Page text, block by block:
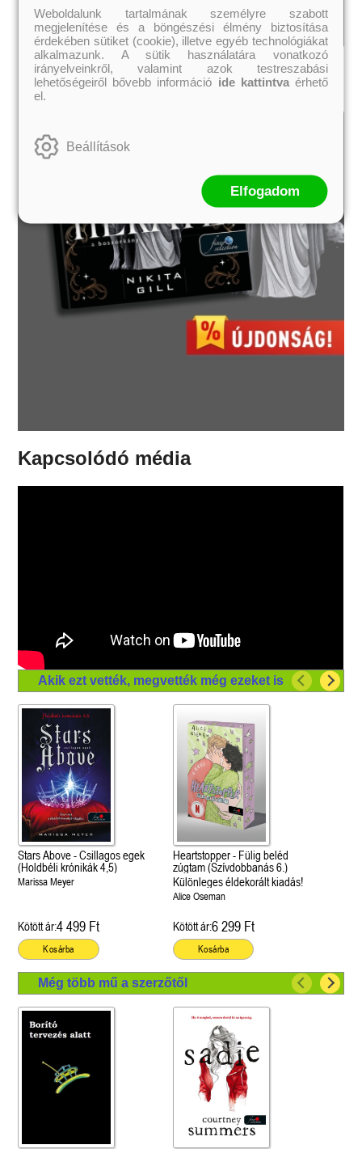
Kapcsolódó média
Akik ezt vették, megvették még ezeket is
Stars Above - Csillagos egek
(Holdbéli krónikák 4,5)
Marissa Meyer
Kötött ár:4 499 Ft
Kosárba
Heartstopper - Fülig beléd
zúgtam (Szívdobbanás 6.)
Különleges éldekorált kiadás!
Alice Oseman
Kötött ár:6 299 Ft
Kosárba
Még több mű a szerzőtől
Weboldalunk tartalmának személyre szabott
megjelenítése és a böngészési élmény biztosítása
érdekében sütiket (cookie), illetve egyéb technológiákat
alkalmazunk. A sütik használatára vonatkozó
irányelveinkről, valamint azok testreszabási
lehetőségeiről bővebb információ ide kattintvaérhető
el.
Beállítások
Elfogadom